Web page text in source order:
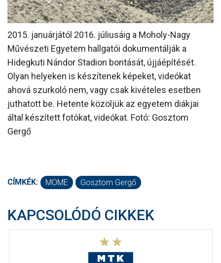
SZURKOLÓI ÉLMÉNYEK
AKKREDITÁCIÓ
2015. januárjától 2016. júliusáig a Moholy-Nagy
Művészeti Egyetem hallgatói dokumentálják a
Hidegkuti Nándor Stadion bontását, újjáépítését.
Olyan helyeken is készítenek képeket, videókat
ahová szurkoló nem, vagy csak kivételes esetben
juthatott be. Hetente közöljük az egyetem diákjai
által készített fotókat, videókat. Fotó: Gosztom
Gergő
CÍMKÉK: MOME Gosztom Gergő
KAPCSOLÓDÓ CIKKEK